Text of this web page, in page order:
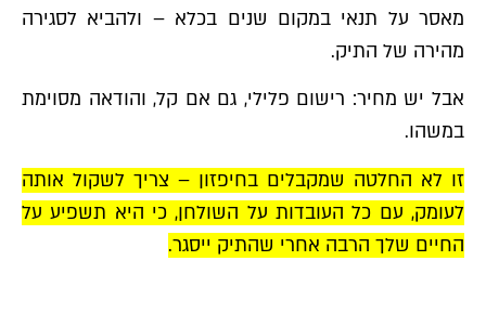
מאסר על תנאי במקום שנים בכלא – ולהביא לסגירה
מהירה של התיק.
אבל יש מחיר: רישום פלילי, גם אם קל, והודאה מסוימת
במשהו.
זו לא החלטה שמקבלים בחיפזון – צריך לשקול אותה
לעומק, עם כל העובדות על השולחן, כי היא תשפיע על
החיים שלך הרבה אחרי שהתיק ייסגר.